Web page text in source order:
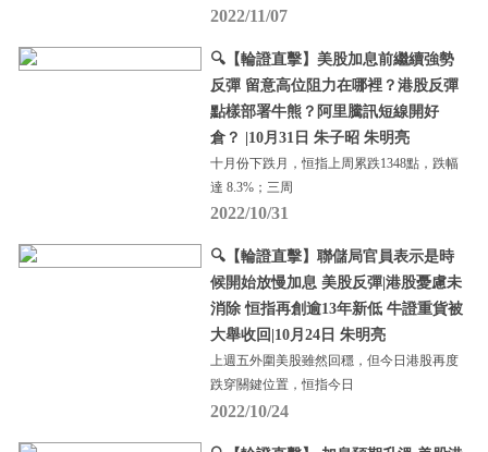
2022/11/07
🔍【輪證直擊】美股加息前繼續強勢
反彈 留意高位阻力在哪裡？港股反彈
點樣部署牛熊？阿里騰訊短線開好
倉？ |10月31日 朱子昭 朱明亮
十月份下跌月，恒指上周累跌1348點，跌幅
達 8.3%；三周
2022/10/31
🔍【輪證直擊】聯儲局官員表示是時
候開始放慢加息 美股反彈|港股憂慮未
消除 恒指再創逾13年新低 牛證重貨被
大舉收回|10月24日 朱明亮
上週五外圍美股雖然回穩，但今日港股再度
跌穿關鍵位置，恒指今日
2022/10/24